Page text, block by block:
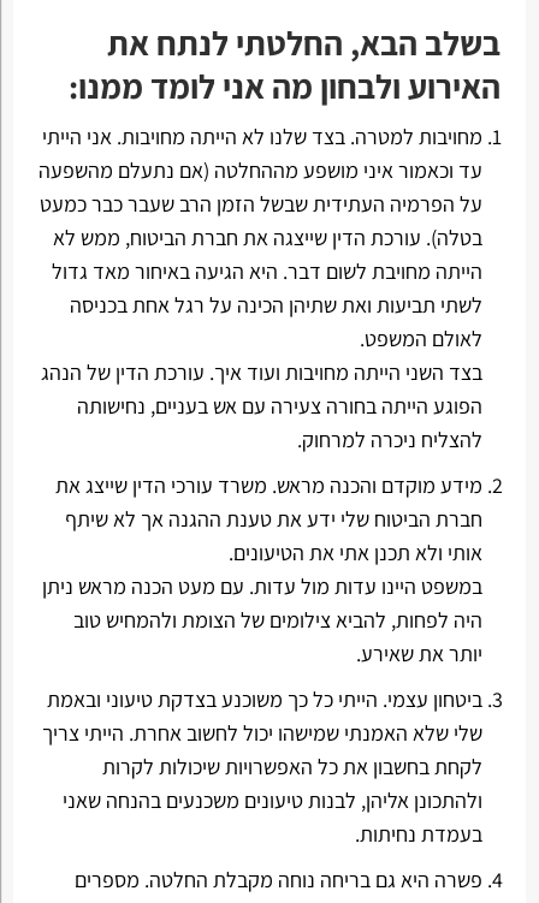
בשלב הבא, החלטתי לנתח את
האירוע ולבחון מה אני לומד ממנו:
מחויבות למטרה. בצד שלנו לא הייתה מחויבות. אני הייתי
עד וכאמור איני מושפע מההחלטה (אם נתעלם מהשפעה
על הפרמיה העתידית שבשל הזמן הרב שעבר כבר כמעט
בטלה). עורכת הדין שייצגה את חברת הביטוח, ממש לא
הייתה מחויבת לשום דבר. היא הגיעה באיחור מאד גדול
לשתי תביעות ואת שתיהן הכינה על רגל אחת בכניסה
לאולם המשפט.
בצד השני הייתה מחויבות ועוד איך. עורכת הדין של הנהג
הפוגע הייתה בחורה צעירה עם אש בעניים, נחישותה
להצליח ניכרה למרחוק.
מידע מוקדם והכנה מראש. משרד עורכי הדין שייצג את
חברת הביטוח שלי ידע את טענת ההגנה אך לא שיתף
אותי ולא תכנן אתי את הטיעונים.
במשפט היינו עדות מול עדות. עם מעט הכנה מראש ניתן
היה לפחות, להביא צילומים של הצומת ולהמחיש טוב
יותר את שאירע.
ביטחון עצמי. הייתי כל כך משוכנע בצדקת טיעוני ובאמת
שלי שלא האמנתי שמישהו יכול לחשוב אחרת. הייתי צריך
לקחת בחשבון את כל האפשרויות שיכולות לקרות
ולהתכונן אליהן, לבנות טיעונים משכנעים בהנחה שאני
בעמדת נחיתות.
פשרה היא גם בריחה נוחה מקבלת החלטה. מספרים